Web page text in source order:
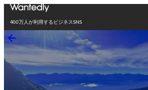
400万人が利用するビジネスSNS